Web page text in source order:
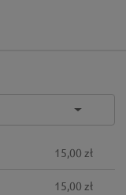
15,00 zł
15,00 zł